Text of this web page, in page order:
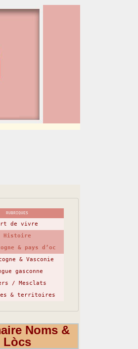
RUBRIQUES
de vivre
Histoire
& pays d’oc
& Vasconie
gasconne
/ Mesclats
& territoires
Noms &
Lòcs